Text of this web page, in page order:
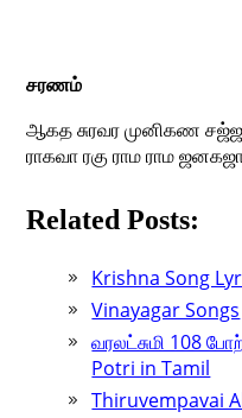
சரணம்
ஆகத சுரவர முனிகண
ராகவா ரகு ராம ராம
Related Posts:
Krishna Song
Vinayagar Songs
வரலட்சுமி 108
Potri in Tamil
Thiruvempavai